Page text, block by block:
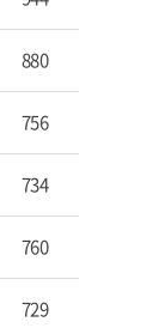
880
756
734
760
729